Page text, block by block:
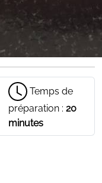
Temps de
préparation : 20
minutes